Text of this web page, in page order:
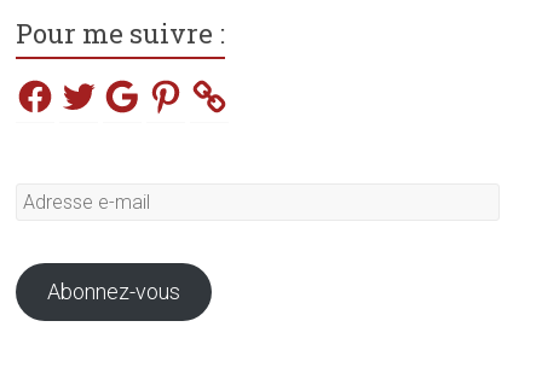
Pour me suivre :
Facebook
TwitterGooglePinterest
Adresse
Abonnez-vous